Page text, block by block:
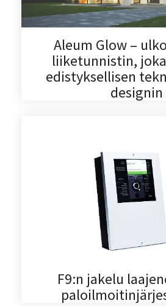
Aleum Glow –
liiketunnistin,
edistyksellisen
designin
F9:n jakelu